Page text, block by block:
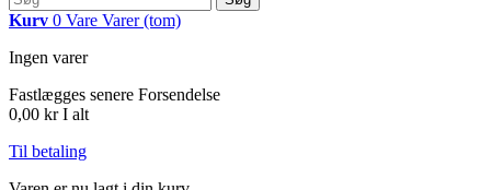
Kurv 0 Vare Varer (tom)
Ingen varer
Fastlægges senere Forsendelse
0,00 kr I alt
Til betaling